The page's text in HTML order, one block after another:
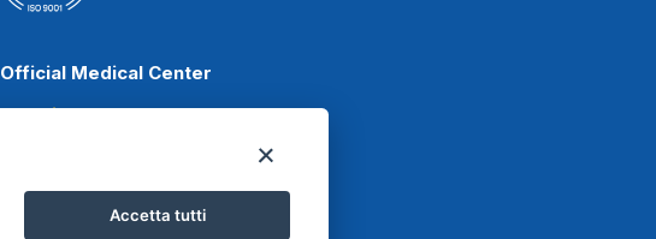
Accetta tutti
Official Medical Center
Basket